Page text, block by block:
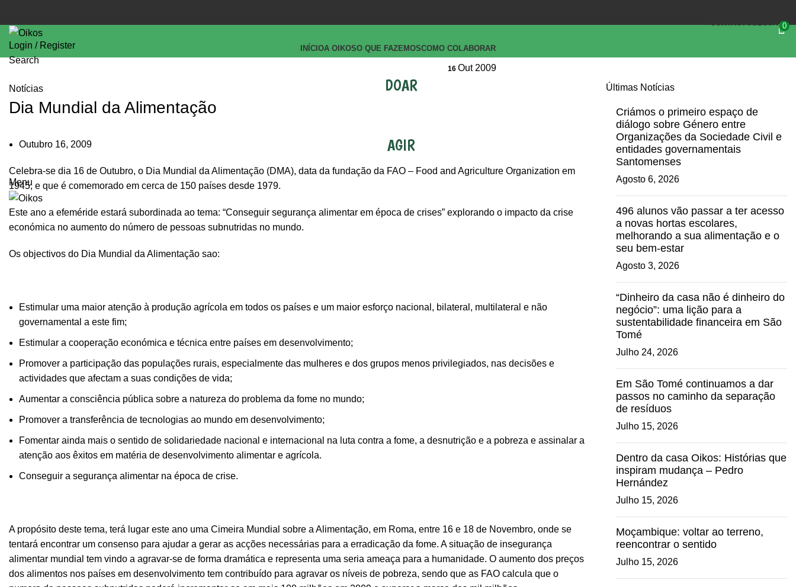
CONTACTOSLOJA 0
Login / Register
Search
INÍCIOA OIKOSO QUE FAZEMOSCOMO COLABORAR
DOAR
AGIR
Menu
Notícias
Dia Mundial da Alimentação
Outubro 16, 2009
16 Out 2009
Celebra-se dia 16 de Outubro, o Dia Mundial da Alimentação (DMA), data da fundação da FAO – Food and Agriculture Organization em
1945, e que é comemorado em cerca de 150 países desde 1979.
Este ano a efeméride estará subordinada ao tema: “Conseguir segurança alimentar em época de crises” explorando o impacto da crise
económica no aumento do número de pessoas subnutridas no mundo.
Os objectivos do Dia Mundial da Alimentação sao:
Estimular uma maior atenção à produção agrícola em todos os países e um maior esforço nacional, bilateral, multilateral e não
governamental a este fim;
Estimular a cooperação económica e técnica entre países em desenvolvimento;
Promover a participação das populações rurais, especialmente das mulheres e dos grupos menos privilegiados, nas decisões e
actividades que afectam a suas condições de vida;
Aumentar a consciência pública sobre a natureza do problema da fome no mundo;
Promover a transferência de tecnologias ao mundo em desenvolvimento;
Fomentar ainda mais o sentido de solidariedade nacional e internacional na luta contra a fome, a desnutrição e a pobreza e assinalar a
atenção aos êxitos em matéria de desenvolvimento alimentar e agrícola.
Conseguir a segurança alimentar na época de crise.
A propósito deste tema, terá lugar este ano uma Cimeira Mundial sobre a Alimentação, em Roma, entre 16 e 18 de Novembro, onde se
tentará encontrar um consenso para ajudar a gerar as acções necessárias para a erradicação da fome. A situação de insegurança
alimentar mundial tem vindo a agravar-se de forma dramática e representa uma seria ameaça para a humanidade. O aumento dos preços
dos alimentos nos países em desenvolvimento tem contribuído para agravar os níveis de pobreza, sendo que as FAO calcula que o
Últimas Notícias
Criámos o primeiro espaço de
diálogo sobre Género entre
Organizações da Sociedade Civil e
entidades governamentais
Santomenses
Agosto 6, 2026
496 alunos vão passar a ter acesso
a novas hortas escolares,
melhorando a sua alimentação e o
seu bem-estar
Agosto 3, 2026
“Dinheiro da casa não é dinheiro do
negócio”: uma lição para a
sustentabilidade financeira em São
Tomé
Julho 24, 2026
Em São Tomé continuamos a dar
passos no caminho da separação
de resíduos
Julho 15, 2026
Dentro da casa Oikos: Histórias que
inspiram mudança – Pedro
Hernández
Julho 15, 2026
Moçambique: voltar ao terreno,
reencontrar o sentido
Julho 15, 2026